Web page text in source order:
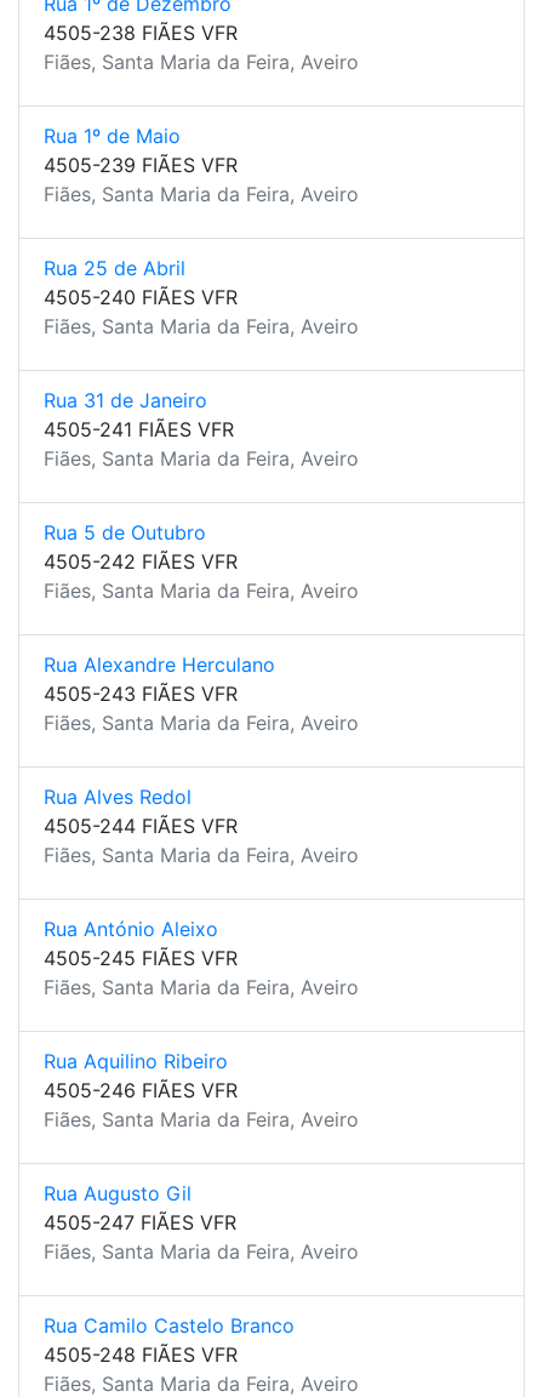
4505-238 FIÃES VFR
Fiães, Santa Maria da Feira, Aveiro
Rua 1º de Maio
4505-239 FIÃES VFR
Fiães, Santa Maria da Feira, Aveiro
Rua 25 de Abril
4505-240 FIÃES VFR
Fiães, Santa Maria da Feira, Aveiro
Rua 31 de Janeiro
4505-241 FIÃES VFR
Fiães, Santa Maria da Feira, Aveiro
Rua 5 de Outubro
4505-242 FIÃES VFR
Fiães, Santa Maria da Feira, Aveiro
Rua Alexandre Herculano
4505-243 FIÃES VFR
Fiães, Santa Maria da Feira, Aveiro
Rua Alves Redol
4505-244 FIÃES VFR
Fiães, Santa Maria da Feira, Aveiro
Rua António Aleixo
4505-245 FIÃES VFR
Fiães, Santa Maria da Feira, Aveiro
Rua Aquilino Ribeiro
4505-246 FIÃES VFR
Fiães, Santa Maria da Feira, Aveiro
Rua Augusto Gil
4505-247 FIÃES VFR
Fiães, Santa Maria da Feira, Aveiro
Rua Camilo Castelo Branco
4505-248 FIÃES VFR
Fiães, Santa Maria da Feira, Aveiro